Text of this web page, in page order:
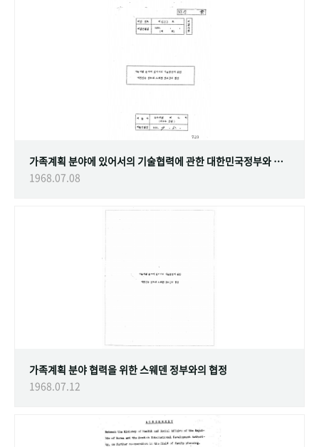
가족계획 분야에 있어서의 기술협력에 관한 대한민국정부와 스웨덴 정부간의 협정
1968.07.08
가족계획 분야 협력을 위한 스웨덴 정부와의 협정
1968.07.12